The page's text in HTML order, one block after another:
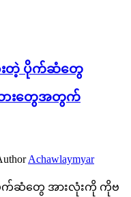
းတဲ့ ပိုက်ဆံတွေ
ားတွေအတွက်
Achawlaymyar
ပိုက်ဆံတွေ အားလုံးကို ကိုဗ